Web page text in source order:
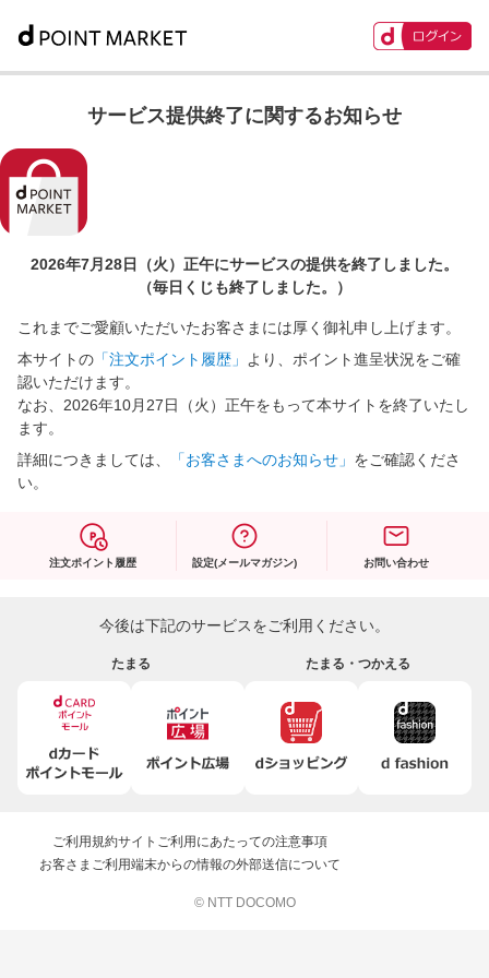
サービス提供終了に関するお知らせ
2026年7月28日（火）正午にサービスの提供を終了しました。
（毎日くじも終了しました。）
これまでご愛顧いただいたお客さまには厚く御礼申し上げます。
本サイトの 「注文ポイント履歴」
より、ポイント進呈状況をご確
認いただけます。
なお、2026年10月27日（火）正午をもって本サイトを終了いたし
ます。
詳細につきましては、
「お客さまへのお知らせ」 をご確認くださ
い。
注文ポイント履歴 設定(メールマガジン) お問い合わせ
今後は下記のサービスをご利用ください。
たまる たまる・つかえる
ご利用規約サイトご利用にあたっての注意事項
お客さまご利用端末からの情報の外部送信について
© NTT DOCOMO